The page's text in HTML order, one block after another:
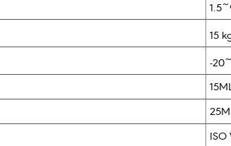
15
-